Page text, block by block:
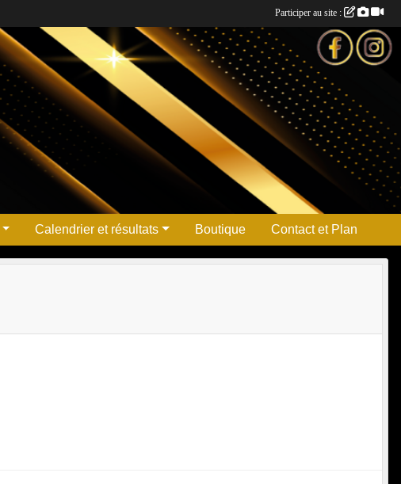
Calendrier et résultats Boutique Contact et Plan
Participer au site :